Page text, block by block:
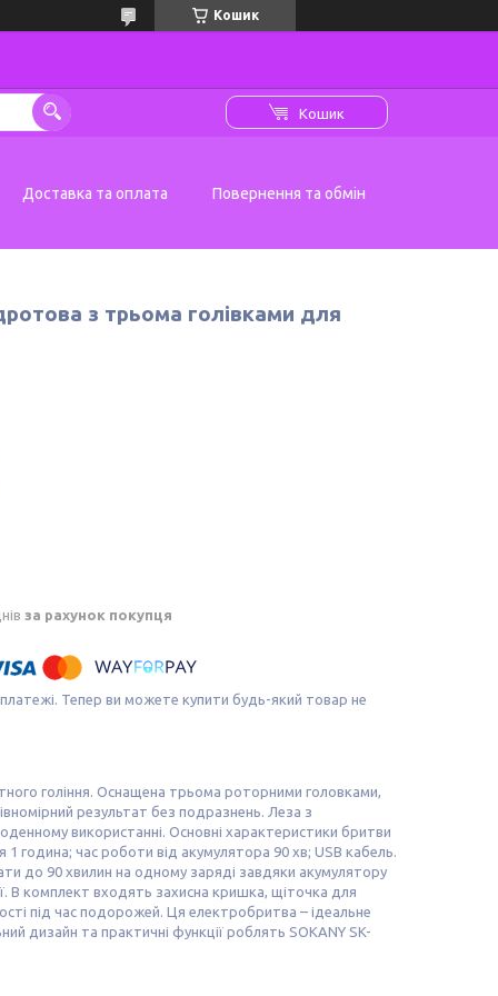
Кошик
Кошик
Доставка та оплата Повернення та обмін
з трьома голівками для
за рахунок покупця
платежі. Тепер ви можете купити будь-який товар не
гоління. Оснащена трьома роторними головками,
результат без подразнень. Леза з
використанні. Основні характеристики бритви
година; час роботи від акумулятора 90 хв; USB кабель.
до 90 хвилин на одному заряді завдяки акумулятору
В комплект входять захисна кришка, щіточка для
під час подорожей. Ця електробритва – ідеальне
дизайн та практичні функції роблять SOKANY SK-